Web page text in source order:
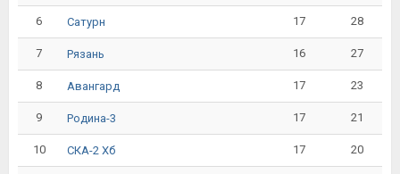
6 Сатурн 17 28
7 Рязань 16 27
8 Авангард 17 23
9 Родина-3 17 21
10 СКА-2 Хб 17 20